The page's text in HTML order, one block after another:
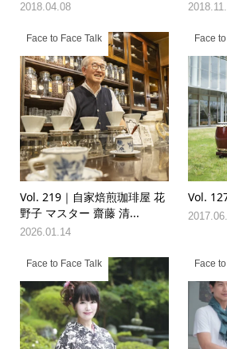
2018.04.08
Face to Face Talk
Vol. 219｜自家焙煎珈琲屋 花
野子 マスター 齋藤 清...
2026.01.14
Face
Vol.
Face to Face Talk Face